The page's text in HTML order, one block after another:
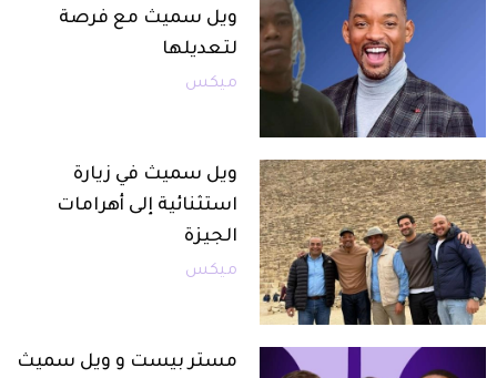
ويل سميث مع فرصة
لتعديلها
ميكس
ويل سميث في زيارة
استثنائية إلى أهرامات
الجيزة
ميكس
مستر بيست و ويل سميث